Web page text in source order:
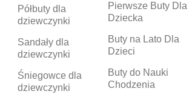
Półbuty dla
dziewczynki
Sandały dla
dziewczynki
Śniegowce dla
dziewczynki
Pierwsze Buty Dla
Dziecka
Buty na Lato Dla
Dzieci
Buty do Nauki
Chodzenia